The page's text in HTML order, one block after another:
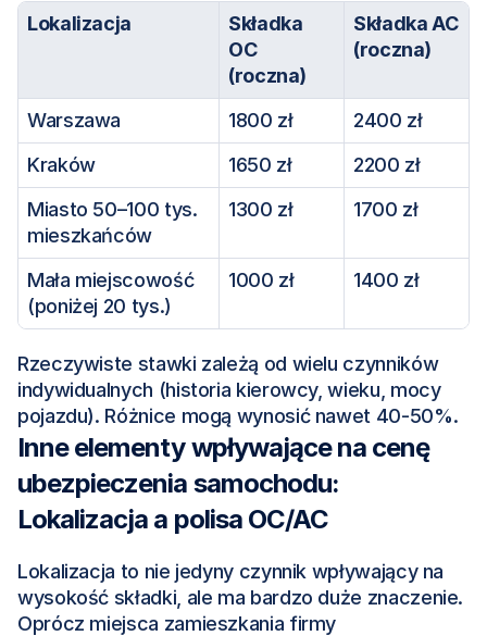
Lokalizacja
Składka
OC
(roczna)
Składka AC
(roczna)
Warszawa 1800 zł
2400 zł
Kraków
1650 zł
2200 zł
Miasto 50–100 tys.
mieszkańców
1300 zł 1700 zł
Mała miejscowość
(poniżej 20 tys.)
1000 zł 1400 zł
Rzeczywiste stawki zależą od wielu czynników
indywidualnych (historia kierowcy, wieku, mocy
pojazdu). Różnice mogą wynosić nawet 40-50%.
Inne elementy wpływające na cenę
ubezpieczenia samochodu:
Lokalizacja a polisa OC/AC
Lokalizacja to nie jedyny czynnik wpływający na
wysokość składki, ale ma bardzo duże znaczenie.
Oprócz miejsca zamieszkania firmy